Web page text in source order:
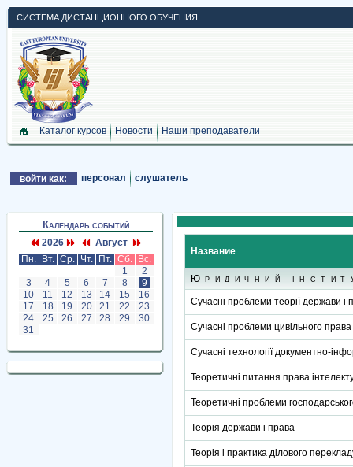
СИСТЕМА ДИСТАНЦИОННОГО ОБУЧЕНИЯ
Каталог курсов Новости Наши преподаватели
войти как: персонал слушатель
Календарь событий
2026
Август
Пн.
Вт. Ср. Чт. Пт. Сб.
Вс.
1
2
3
4 5 6 7 8
9
10
11 12 13 14 15
16
17
18 19 20 21 22
23
24
25 26 27 28 29
30
31
Название
Юридичний
Сучасні проблеми теорії держави і
Сучасні проблеми цивільного
Сучасні технології документно-
Теоретичні питання права
Теоретичні проблеми
Теорія держави і права
Теорія і практика ділового